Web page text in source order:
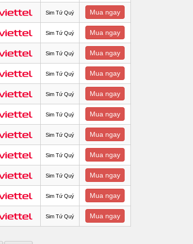
Sim Tứ Quý Mua ngay
Sim Tứ Quý Mua ngay
Sim Tứ Quý Mua ngay
Sim Tứ Quý Mua ngay
Sim Tứ Quý Mua ngay
Sim Tứ Quý Mua ngay
Sim Tứ Quý Mua ngay
Sim Tứ Quý Mua ngay
Sim Tứ Quý Mua ngay
Sim Tứ Quý Mua ngay
Sim Tứ Quý Mua ngay